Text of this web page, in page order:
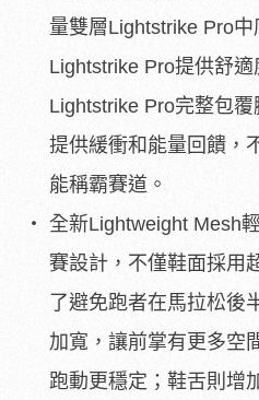
量雙層Lightstrike Pro
Lightstrike Pro提供舒
Lightstrike Pro完整包
提供緩衝和能量回饋，
能稱霸賽道。
全新Lightweight Mesh
賽設計，不僅鞋面採用
了避免跑者在馬拉松後
加寬，讓前掌有更多空
跑動更穩定；鞋舌則增